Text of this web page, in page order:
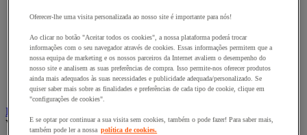
Chave de parafusos e ponta de aparafusamento
Composição de ferramentas
Cortador, tesoura e serra
Lima, folha abrasiva, plaina
Martelo e ferramentas de impacto
Torno de bancada, extrator e grampo
Ferramentas manuais profissão especializada
Ver todas as categorias
Oferecer-lhe uma visita personalizada ao nosso site é importante para nós!
Ao clicar no botão "Aceitar todos os cookies", a nossa plataforma poderá trocar
informações com o seu navegador através de cookies. Essas informações permitem que a
nossa equipa de marketing e os nossos parceiros da Internet avaliem o desempenho do
nosso site e analisem as suas preferências de compra. Isso permite-nos oferecer produtos
ainda mais adequados às suas necessidades e publicidade adequada/personalizado. Se
quiser saber mais sobre as finalidades e preferências de cada tipo de cookie, clique em
"configurações de cookies".
E se optar por continuar a sua visita sem cookies, também o pode fazer! Para saber mais,
também pode ler a nossa política de cookies.